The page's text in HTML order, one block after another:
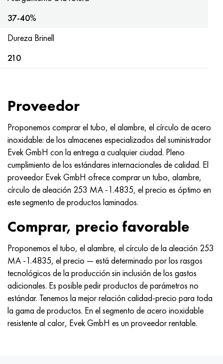
37-40%
Dureza Brinell
210
Proveedor
Proponemos comprar el tubo, el alambre, el círculo de acero
inoxidable: de los almacenes especializados del suministrador
Evek GmbH con la entrega a cualquier ciudad. Pleno
cumplimiento de los estándares internacionales de calidad. El
proveedor Evek GmbH ofrece comprar un tubo, alambre,
círculo de aleación 253 MA -1.4835, el precio es óptimo en
este segmento de productos laminados.
Comprar, precio favorable
Proponemos el tubo, el alambre, el círculo de la aleación 253
МА -1.4835, el precio — está determinado por los rasgos
tecnológicos de la producción sin inclusión de los gastos
adicionales. Es posible pedir productos de parámetros no
estándar. Tenemos la mejor relación calidad-precio para toda
la gama de productos. En el segmento de acero inoxidable
resistente al calor, Evek GmbH es un proveedor rentable.
Hastelloy C-276
Hastelloy C2000
Hastelloy 3
udimet 500
udimet 720
40XFA, 1.7223, AISI 4142
45X, 45h, 1.7035
45HN2MFA, k2425, 45hnmf